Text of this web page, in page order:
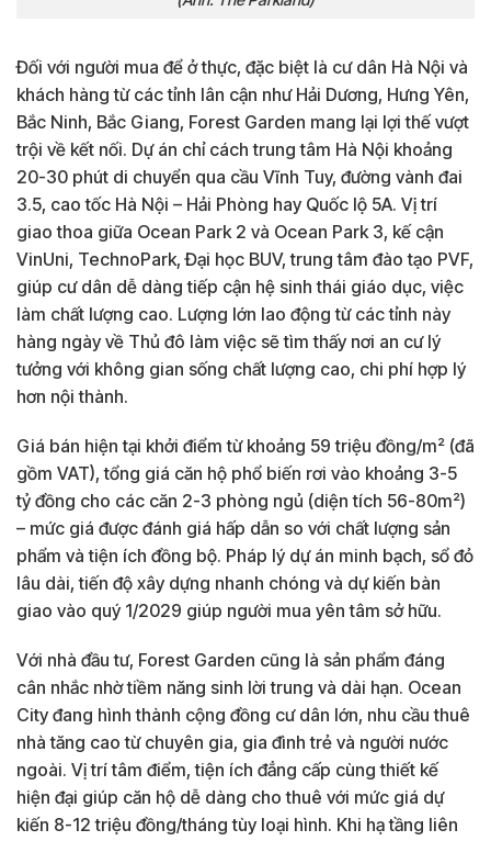
Đối với người mua để ở thực, đặc biệt là cư dân Hà Nội và
khách hàng từ các tỉnh lân cận như Hải Dương, Hưng Yên,
Bắc Ninh, Bắc Giang, Forest Garden mang lại lợi thế vượt
trội về kết nối. Dự án chỉ cách trung tâm Hà Nội khoảng
20-30 phút di chuyển qua cầu Vĩnh Tuy, đường vành đai
3.5, cao tốc Hà Nội – Hải Phòng hay Quốc lộ 5A. Vị trí
giao thoa giữa Ocean Park 2 và Ocean Park 3, kế cận
VinUni, TechnoPark, Đại học BUV, trung tâm đào tạo PVF,
giúp cư dân dễ dàng tiếp cận hệ sinh thái giáo dục, việc
làm chất lượng cao. Lượng lớn lao động từ các tỉnh này
hàng ngày về Thủ đô làm việc sẽ tìm thấy nơi an cư lý
tưởng với không gian sống chất lượng cao, chi phí hợp lý
hơn nội thành.
Giá bán hiện tại khởi điểm từ khoảng 59 triệu đồng/m² (đã
gồm VAT), tổng giá căn hộ phổ biến rơi vào khoảng 3-5
tỷ đồng cho các căn 2-3 phòng ngủ (diện tích 56-80m²)
– mức giá được đánh giá hấp dẫn so với chất lượng sản
phẩm và tiện ích đồng bộ. Pháp lý dự án minh bạch, sổ đỏ
lâu dài, tiến độ xây dựng nhanh chóng và dự kiến bàn
giao vào quý 1/2029 giúp người mua yên tâm sở hữu.
Với nhà đầu tư, Forest Garden cũng là sản phẩm đáng
cân nhắc nhờ tiềm năng sinh lời trung và dài hạn. Ocean
City đang hình thành cộng đồng cư dân lớn, nhu cầu thuê
nhà tăng cao từ chuyên gia, gia đình trẻ và người nước
ngoài. Vị trí tâm điểm, tiện ích đẳng cấp cùng thiết kế
hiện đại giúp căn hộ dễ dàng cho thuê với mức giá dự
kiến 8-12 triệu đồng/tháng tùy loại hình. Khi hạ tầng liên